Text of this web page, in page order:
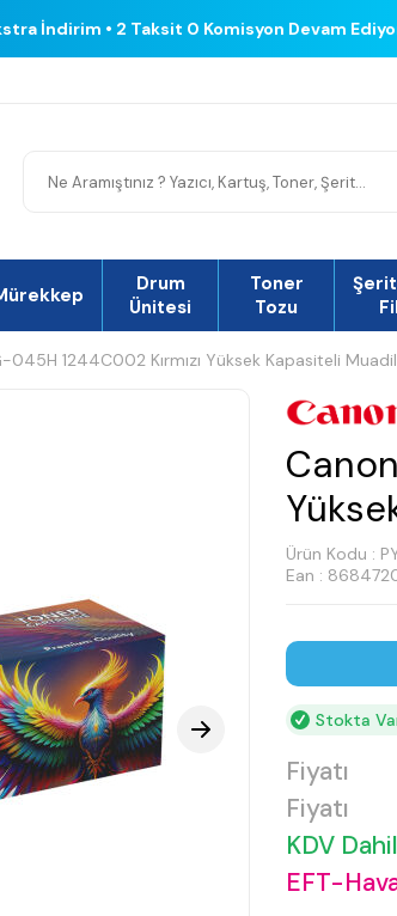
İndirim • 2 Taksit 0 Komisyon Devam
Drum
Ünitesi
Toner
Tozu
045H 1244C002 Kırmızı Yüksek Kapasiteli
Ürün Kodu :
Ean :
Stokta
Fiyatı
Fiyatı
KDV
EFT-